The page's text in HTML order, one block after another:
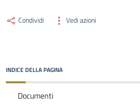
Condividi Vedi azioni
INDICE DELLA PAGINA
Documenti